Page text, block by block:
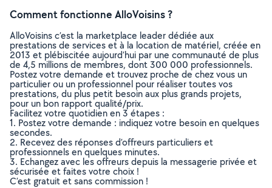
Comment fonctionne AlloVoisins ?
AlloVoisins c’est la marketplace leader dédiée aux
prestations de services et à la location de matériel, créée en
2013 et plébiscitée aujourd’hui par une communauté de plus
de 4,5 millions de membres, dont 300 000 professionnels.
Postez votre demande et trouvez proche de chez vous un
particulier ou un professionnel pour réaliser toutes vos
prestations, du plus petit besoin aux plus grands projets,
pour un bon rapport qualité/prix.
Facilitez votre quotidien en 3 étapes :
1. Postez votre demande : indiquez votre besoin en quelques
secondes.
2. Recevez des réponses d’offreurs particuliers et
professionnels en quelques minutes.
3. Echangez avec les offreurs depuis la messagerie privée et
sécurisée et faites votre choix !
C’est gratuit et sans commission !